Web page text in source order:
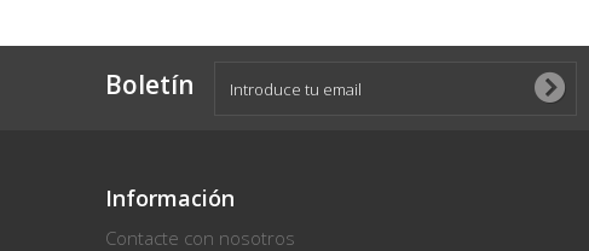
Boletín
Información
Contacte con nosotros